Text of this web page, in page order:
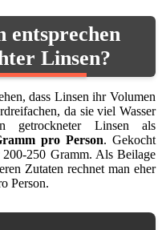
entsprechen
Linsen?
dass Linsen ihr Volumen
da sie viel Wasser
getrockneter Linsen als
pro Person. Gekocht
250 Gramm. Als Beilage
Zutaten rechnet man eher
Person.